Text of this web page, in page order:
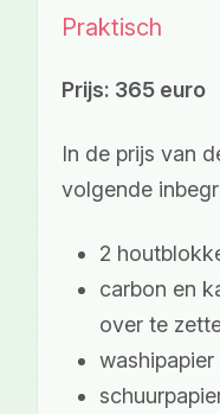
Praktisch
Prijs: 365 euro
In de prijs van
volgende
2
carbon en
over te